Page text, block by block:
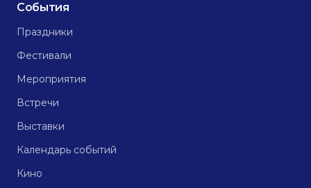
События
Праздники
Фестивали
Мероприятия
Встречи
Выставки
Календарь событий
Кино